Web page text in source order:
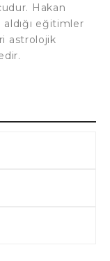
Hakan
eğitimler
astrolojik